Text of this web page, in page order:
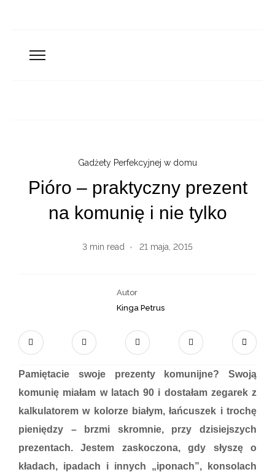
Gadżety Perfekcyjnej w domu
Pióro – praktyczny prezent
na komunię i nie tylko
3 min read 21 maja, 2015
Autor
Kinga Petrus
Pamiętacie swoje prezenty komunijne? Swoją
komunię miałam w latach 90 i dostałam zegarek z
kalkulatorem w kolorze białym, łańcuszek i trochę
pieniędzy – brzmi skromnie, przy dzisiejszych
prezentach. Jestem zaskoczona, gdy słyszę o
kładach, ipadach i innych „iponach”, konsolach